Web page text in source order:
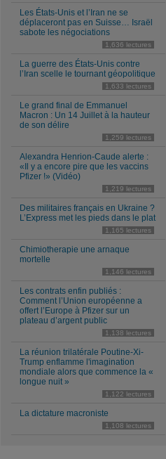
Les États-Unis et l’Iran ne se
déplaceront pas en Suisse… Israël
sabote les négociations
1,636 lectures
La guerre des États-Unis contre
l’Iran scelle le tournant géopolitique
1,633 lectures
Le grand final de Emmanuel
Macron : Un 14 Juillet à la hauteur
de son délire
1,259 lectures
Alexandra Henrion-Caude alerte :
«Il y a encore pire que les vaccins
Pfizer !» (Vidéo)
1,219 lectures
Des militaires français en Ukraine ?
L’Express met les pieds dans le plat
1,165 lectures
Chimiotherapie une arnaque
mortelle
1,146 lectures
Les contrats enfin publiés :
Comment l’Union européenne a
offert l’Europe à Pfizer sur un
plateau d’argent public
1,138 lectures
La réunion trilatérale Poutine-Xi-
Trump enflamme l'imagination
mondiale alors que commence la «
longue nuit »
1,122 lectures
La dictature macroniste
1,108 lectures